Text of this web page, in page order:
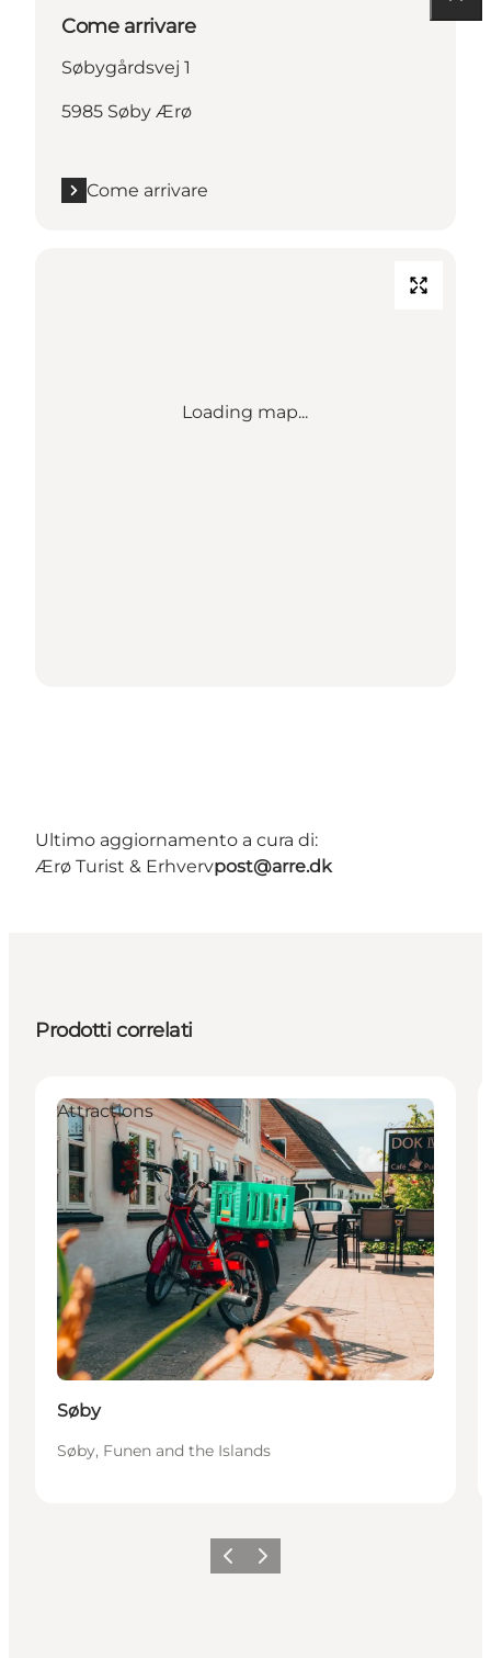
Come arrivare
Søbygårdsvej 1
5985 Søby Ærø
Come arrivare
Loading map...
Ultimo aggiornamento a cura di:
Ærø Turist & Erhvervpost@arre.dk
Prodotti correlati
Attractions
Søby
Søby, Funen and the Islands
Precedente
Avanti